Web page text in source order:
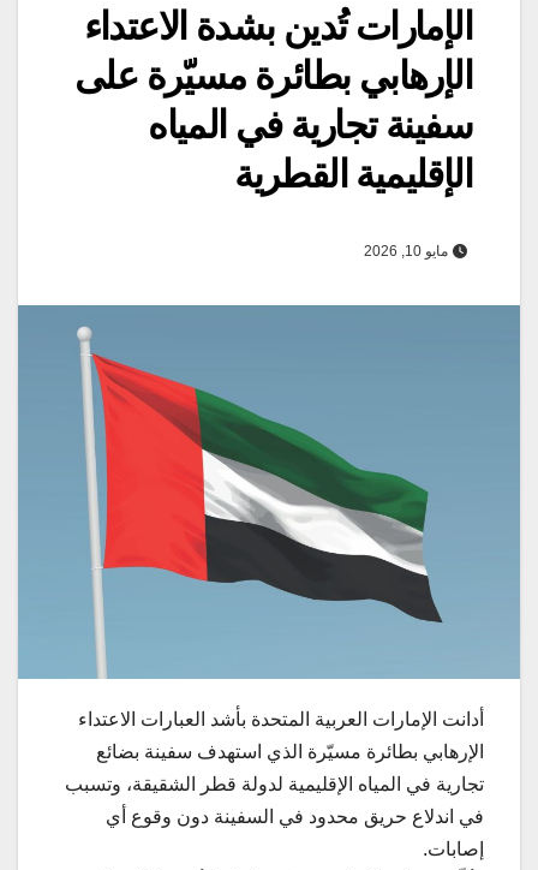
الإمارات تُدين بشدة الاعتداء
الإرهابي بطائرة مسيّرة على
سفينة تجارية في المياه
الإقليمية القطرية
مايو 10, 2026
أدانت الإمارات العربية المتحدة بأشد العبارات الاعتداء
الإرهابي بطائرة مسيّرة الذي استهدف سفينة بضائع
تجارية في المياه الإقليمية لدولة قطر الشقيقة، وتسبب
في اندلاع حريق محدود في السفينة دون وقوع أي
إصابات.